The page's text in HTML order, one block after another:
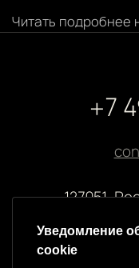
Читать подробнее
+7
127051,
Уведомление
cookie